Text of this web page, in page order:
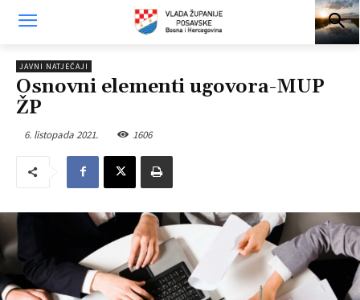
JAVNI NATJEČAJI
Osnovni elementi ugovora-MUP
ŽP
6. listopada 2021. 1606